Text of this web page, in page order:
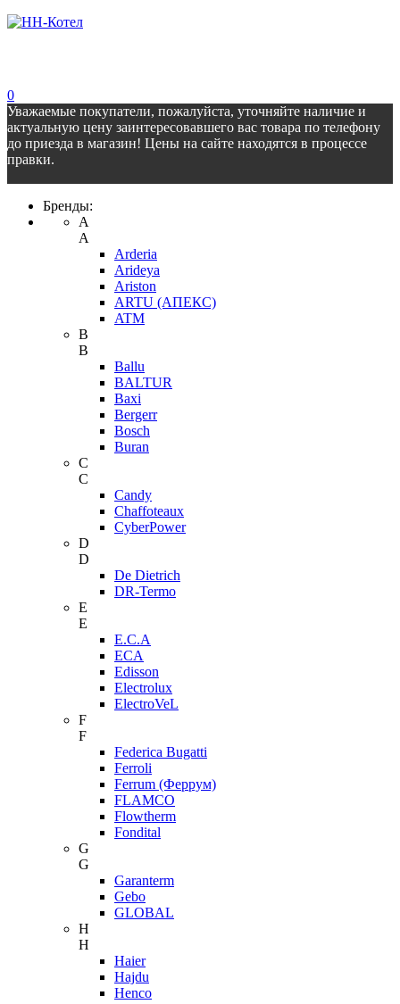
0
Уважаемые покупатели, пожалуйста, уточняйте наличие и
актуальную цену заинтересовавшего вас товара по телефону
до приезда в магазин! Цены на сайте находятся в процессе
правки.
Бренды:
A
A
Arderia
Arideya
Ariston
ARTU (АПЕКС)
ATM
B
B
Ballu
BALTUR
Baxi
Bergerr
Bosch
Buran
C
C
Candy
Chaffoteaux
CyberPower
D
D
De Dietrich
DR-Termo
E
E
E.C.A
ECA
Edisson
Electrolux
ElectroVeL
F
F
Federica Bugatti
Ferroli
Ferrum (Феррум)
FLAMCO
Flowtherm
Fondital
G
G
Garanterm
Gebo
GLOBAL
H
H
Haier
Hajdu
Henco